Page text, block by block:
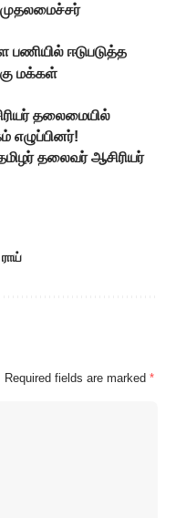
பணியில் ஈடுபடுத்த
மக்கள்
தலைமையில்
எழுப்பினர்!
தலைவர் ஆசிரியர்
Required fields are marked *